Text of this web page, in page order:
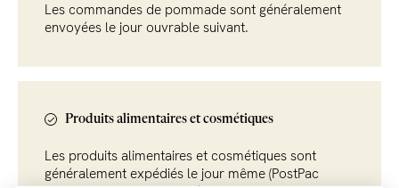
Les commandes de pommade sont généralement
envoyées le jour ouvrable suivant.
Produits alimentaires et cosmétiques
Les produits alimentaires et cosmétiques sont
généralement expédiés le jour même (PostPac